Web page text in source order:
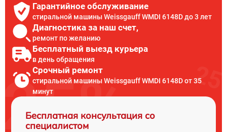
Гарантийное обслуживание
стиральной машины Weissgauff WMDI 6148D до 3 лет
Диагностика за наш счет,
ремонт по желанию
Бесплатный выезд курьера
в день обращения
Срочный ремонт
стиральной машины Weissgauff WMDI 6148D от 35
минут
Бесплатная консультация со
специалистом